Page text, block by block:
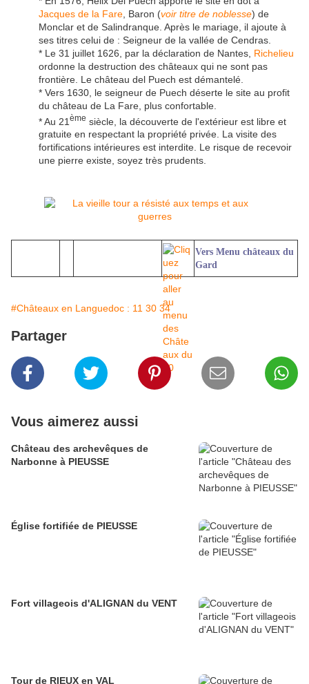
Jacques de la Fare , Baron (voir titre de noblesse) de
Monclar et de Salindranque. Après le mariage, il ajoute à
ses titres celui de : Seigneur de la vallée de Cendras.
* Le 31 juillet 1626, par la déclaration de Nantes, Richelieu
ordonne la destruction des châteaux qui ne sont pas
frontière. Le château del Puech est démantelé.
* Vers 1630, le seigneur de Puech déserte le site au profit
du château de La Fare, plus confortable.
* Au 21 ème siècle, la découverte de l'extérieur est libre et
gratuite en respectant la propriété privée. La visite des
fortifications intérieures est interdite. Le risque de recevoir
une pierre existe, soyez très prudents.
Vers Menu châteaux du
Gard
#Châteaux en Languedoc : 11 30 34
Partager
Vous aimerez aussi
Château des archevêques de
Narbonne à PIEUSSE
Église fortifiée de PIEUSSE
Fort villageois d'ALIGNAN du VENT
Tour de RIEUX en VAL